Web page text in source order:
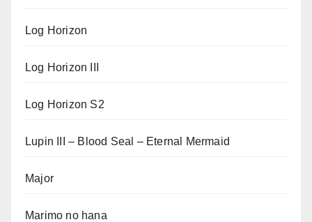
Log Horizon
Log Horizon III
Log Horizon S2
Lupin III – Blood Seal – Eternal Mermaid
Major
Marimo no hana